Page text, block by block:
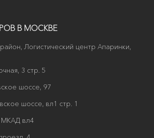
В МОСКВЕ
Логистический центр Апаринки,
3 стр. 5
шоссе, 97
шоссе, вл1 стр. 1
МКАД вл4